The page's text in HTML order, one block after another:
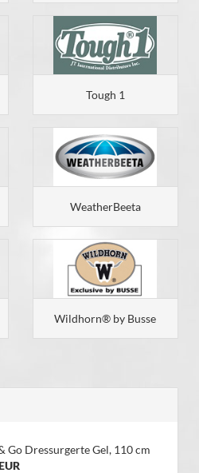
Tough 1
WeatherBeeta
Wildhorn® by Busse
Go Dressurgerte Gel, 110 cm